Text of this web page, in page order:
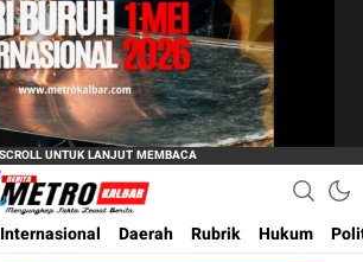
Metro Kalbar
Inspirasi Untuk Negeri
Internasional Daerah Rubrik Hukum